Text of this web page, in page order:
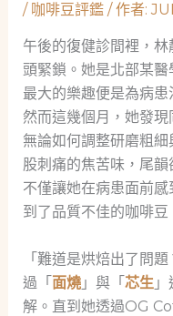
/ 咖啡豆評鑑/ 作者:
午後的復健診間裡，
頭緊鎖。她是北部某
最大的樂趣便是為病
然而這幾個月，她發現
無論如何調整研磨粗
股刺痛的焦苦味，尾
不僅讓她在病患面前
到了品質不佳的咖啡豆
「難道是烘焙出了問
過「 面燒」與「 芯生
解。直到她透過OG